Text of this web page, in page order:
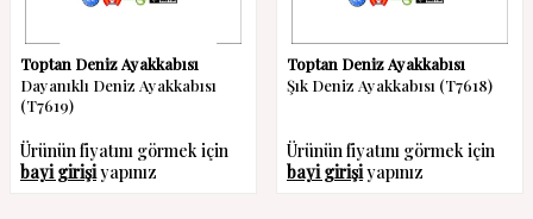
Toptan Deniz Ayakkabısı
Dayanıklı Deniz Ayakkabısı
(T7619)
Ürünün fiyatını görmek için
bayi girişiyapınız
Toptan Deniz Ayakkabısı
Şık Deniz Ayakkabısı (T7618)
Ürünün fiyatını görmek için
bayi girişiyapınız